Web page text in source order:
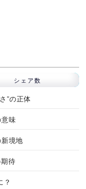
シェア数
”の正体
意味
境地
待
？